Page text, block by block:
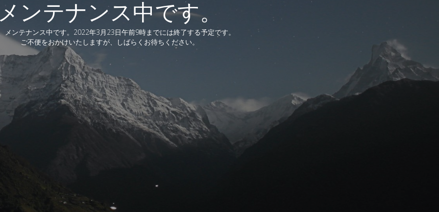
ンテナンス中です。
メンテナンス中です。2022年3月23日午前9時までには終了する予定です。
ご不便をおかけいたしますが、しばらくお待ちください。